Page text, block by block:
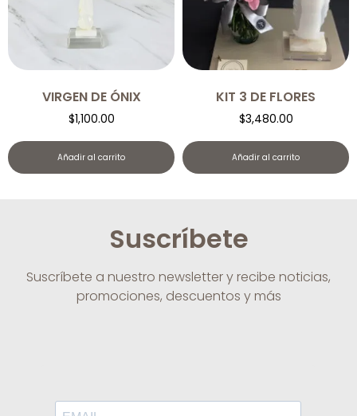
VIRGEN DE ÓNIX
$1,100.00
Añadir al carrito
KIT 3 DE FLORES
$3,480.00
Añadir al carrito
Suscríbete
Suscríbete a nuestro newsletter y recibe noticias,
promociones, descuentos y más